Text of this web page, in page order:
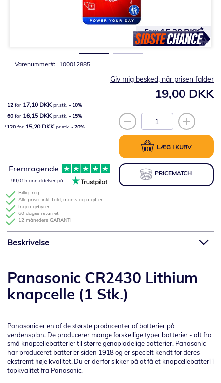
Varenummer 100012885
19,00 DKK
Giv mig besked, når prisen falder
LÆG I KURV
PRICEMATCH
12 for 17,10 DKK pr.stk.- 10%
60 for 16,15 DKK pr.stk.- 15%
120 for 15,20 DKK pr.stk.- 20%
Billig fragt
Alle priser inkl. told, moms og afgifter
Ingen gebyrer
60 dages returret
12 måneders GARANTI
Fremragende
99,015 anmeldelser på
Fra:15,20 DKK
Beskrivelse
Panasonic CR2430 Lithium
knapcelle (1 Stk.)
Panasonic er en af de største producenter af batterier på
verdensplan. De producerer mange forskellige typer batterier - alt fra
små knapcellebatterier til større genopladelige batterier. Panasonic
har produceret batterier siden 1918 og er specielt kendt for deres
ekstremt høje kvalitet. Du er derfor sikker på at få et knapcellebatteri i
topkvalitet fra Panasonic.